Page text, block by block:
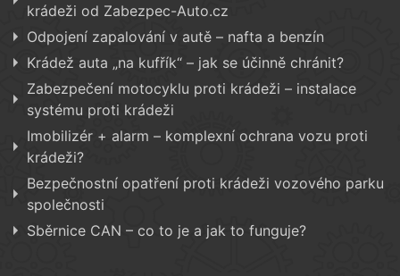
krádeži od Zabezpec-Auto.cz
Odpojení zapalování v autě – nafta a benzín
Krádež auta „na kufřík“ – jak se účinně chránit?
Zabezpečení motocyklu proti krádeži – instalace
systému proti krádeži
Imobilizér + alarm – komplexní ochrana vozu proti
krádeži?
Bezpečnostní opatření proti krádeži vozového parku
společnosti
Sběrnice CAN – co to je a jak to funguje?